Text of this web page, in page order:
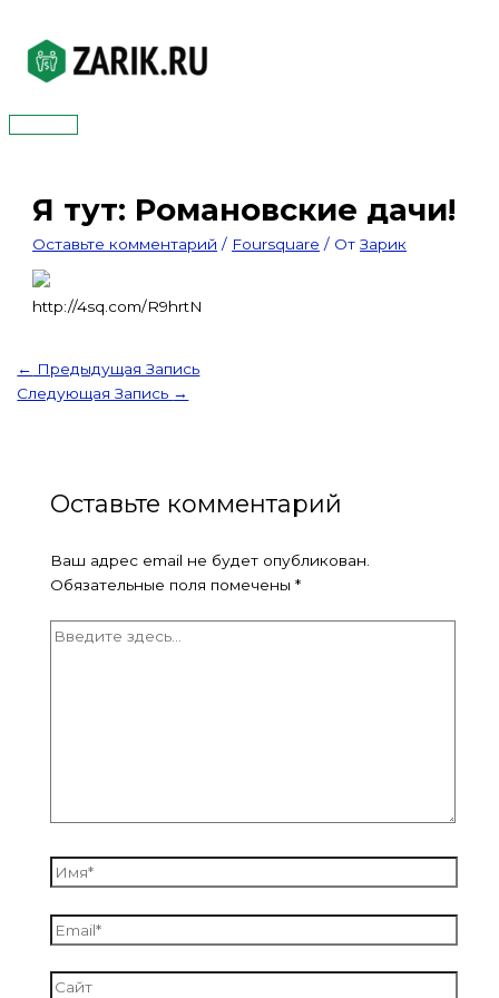
содержимому
Главное
Я тут: Романовские дачи!
Оставьте комментарий / Foursquare / ОтЗарик
http://4sq.com/R9hrtN
← Предыдущая Запись
Следующая Запись →
Оставьте комментарий
Ваш адрес email не будет опубликован.
Обязательные поля помечены *
Введите
Имя*
Email*
Сайт